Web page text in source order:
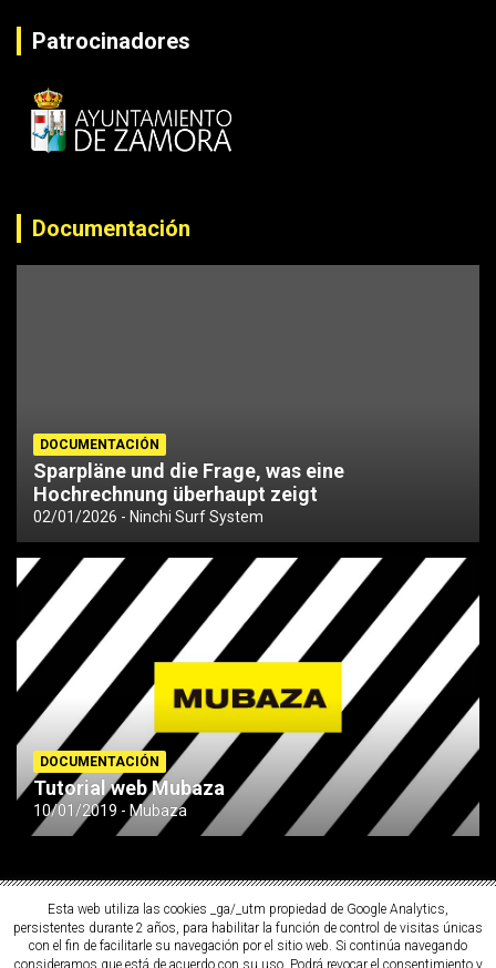
Patrocinadores
Documentación
DOCUMENTACIÓN
Sparpläne und die Frage, was eine
Hochrechnung überhaupt zeigt
02/01/2026 Ninchi Surf System
DOCUMENTACIÓN
Tutorial web Mubaza
10/01/2019 Mubaza
Esta web utiliza las cookies _ga/_utm propiedad de Google Analytics,
persistentes durante 2 años, para habilitar la función de control de visitas únicas
con el fin de facilitarle su navegación por el sitio web. Si continúa navegando
consideramos que está de acuerdo con su uso. Podrá revocar el consentimiento y